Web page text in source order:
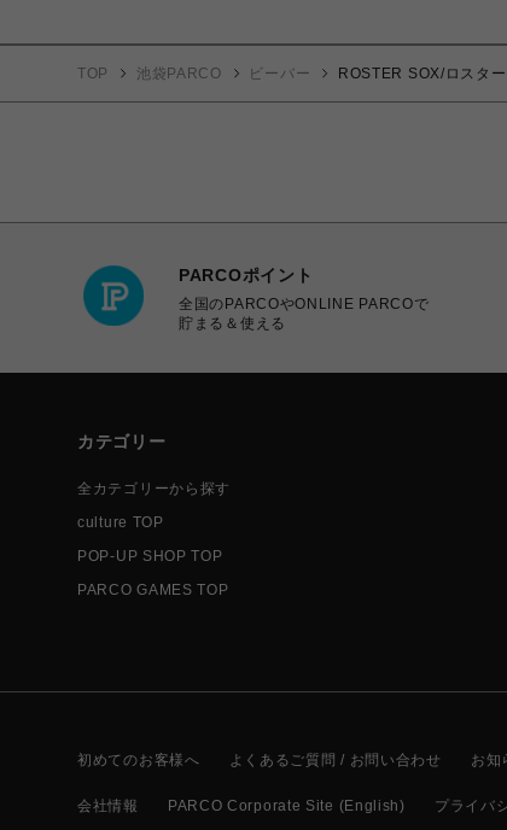
TOP 池袋PARCO ビーバー ROSTER SOX/ロスタ
PARCOポイント
全国のPARCOやONLINE PARCOで
貯まる＆使える
カテゴリー
全カテゴリーから探す
culture TOP
POP-UP SHOP TOP
PARCO GAMES TOP
初めてのお客様へ よくあるご質問 / お問い合わせ お知
会社情報 PARCO Corporate Site (English) プライバ